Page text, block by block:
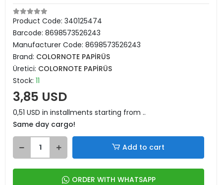
Product Code: 340125474
Barcode: 8698573526243
Manufacturer Code: 8698573526243
Brand: COLORNOTE PAPİRÜS
Üretici: COLORNOTE PAPİRÜS
Stock: 11
3,85 USD
0,51 USD in installments starting from ..
Same day cargo!
Add to cart
ORDER WITH WHATSAPP